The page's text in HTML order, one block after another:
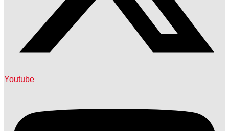
Youtube